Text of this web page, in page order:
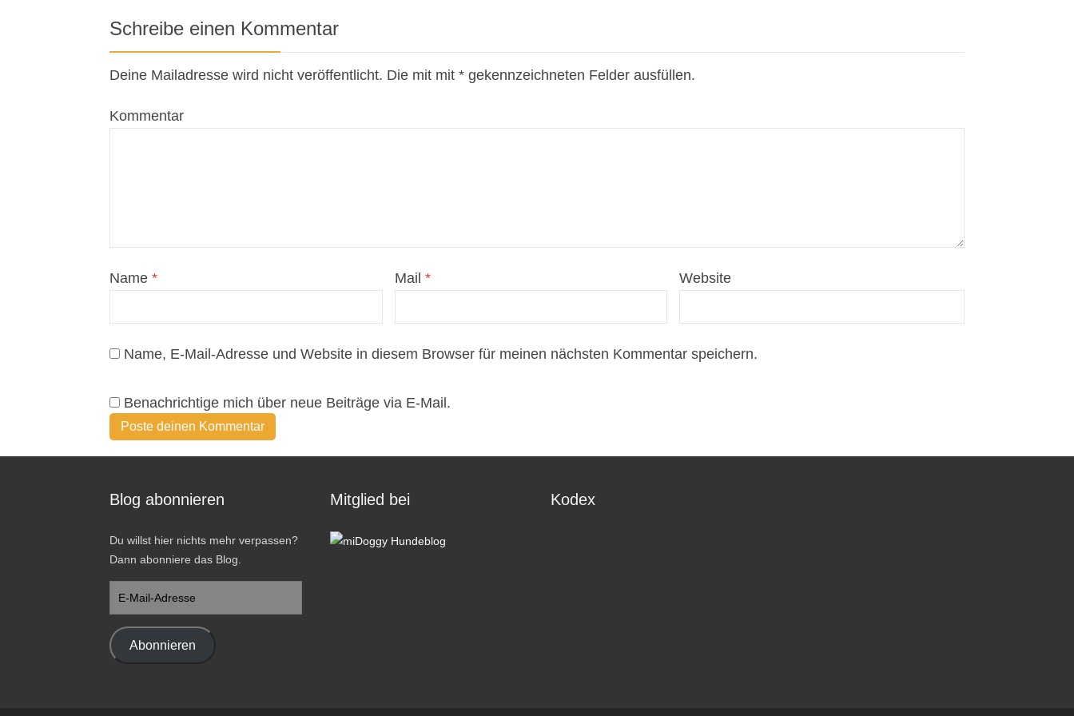
Schreibe einen Kommentar
Deine Mailadresse wird nicht veröffentlicht. Die mit mit * gekennzeichneten Felder ausfüllen.
Kommentar
Name * Mail * Website
Name, E-Mail-Adresse und Website in diesem Browser für meinen nächsten Kommentar speichern.
Benachrichtige mich über neue Beiträge via E-Mail.
Blog abonnieren
Du willst hier nichts mehr verpassen?
Dann abonniere das Blog.
Adresse
Abonnieren
Mitglied bei Kodex